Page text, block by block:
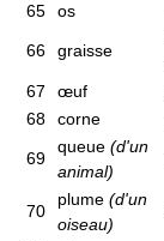
65
os
66 graisse
67 œuf
68
corne
69
queue (d'un
animal)
70
plume (d'un
oiseau)